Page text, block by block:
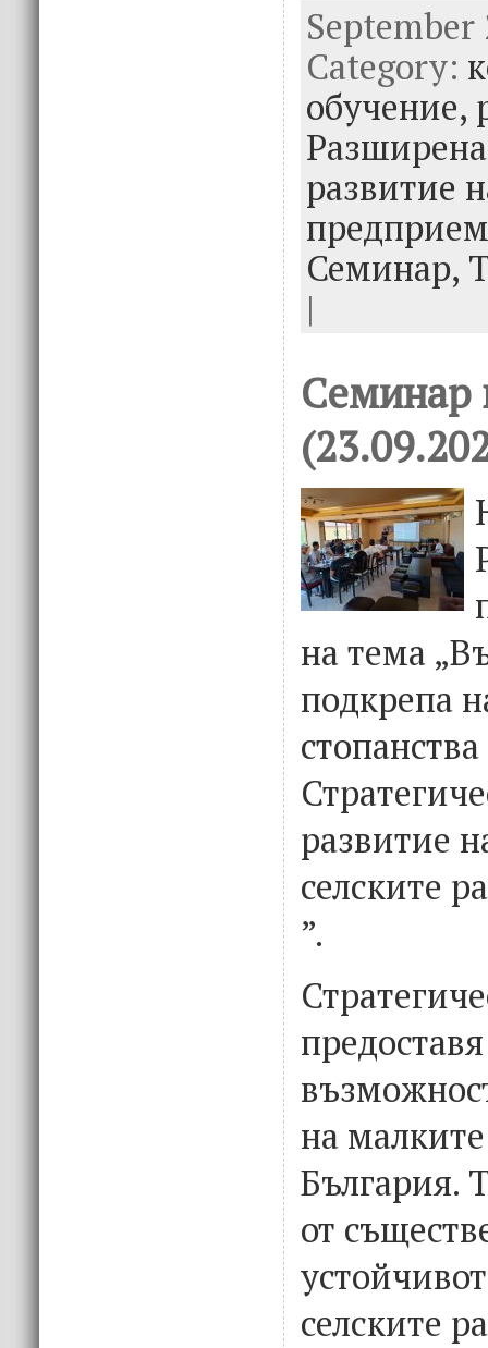
e
b
o
o
k
it
te
r
k
e
dI
n
September
Category:
обучение,
развитие
Семинар,
|
Семинар
на тема
подкрепа
развитие
селските
”.
на
България.
от
селските